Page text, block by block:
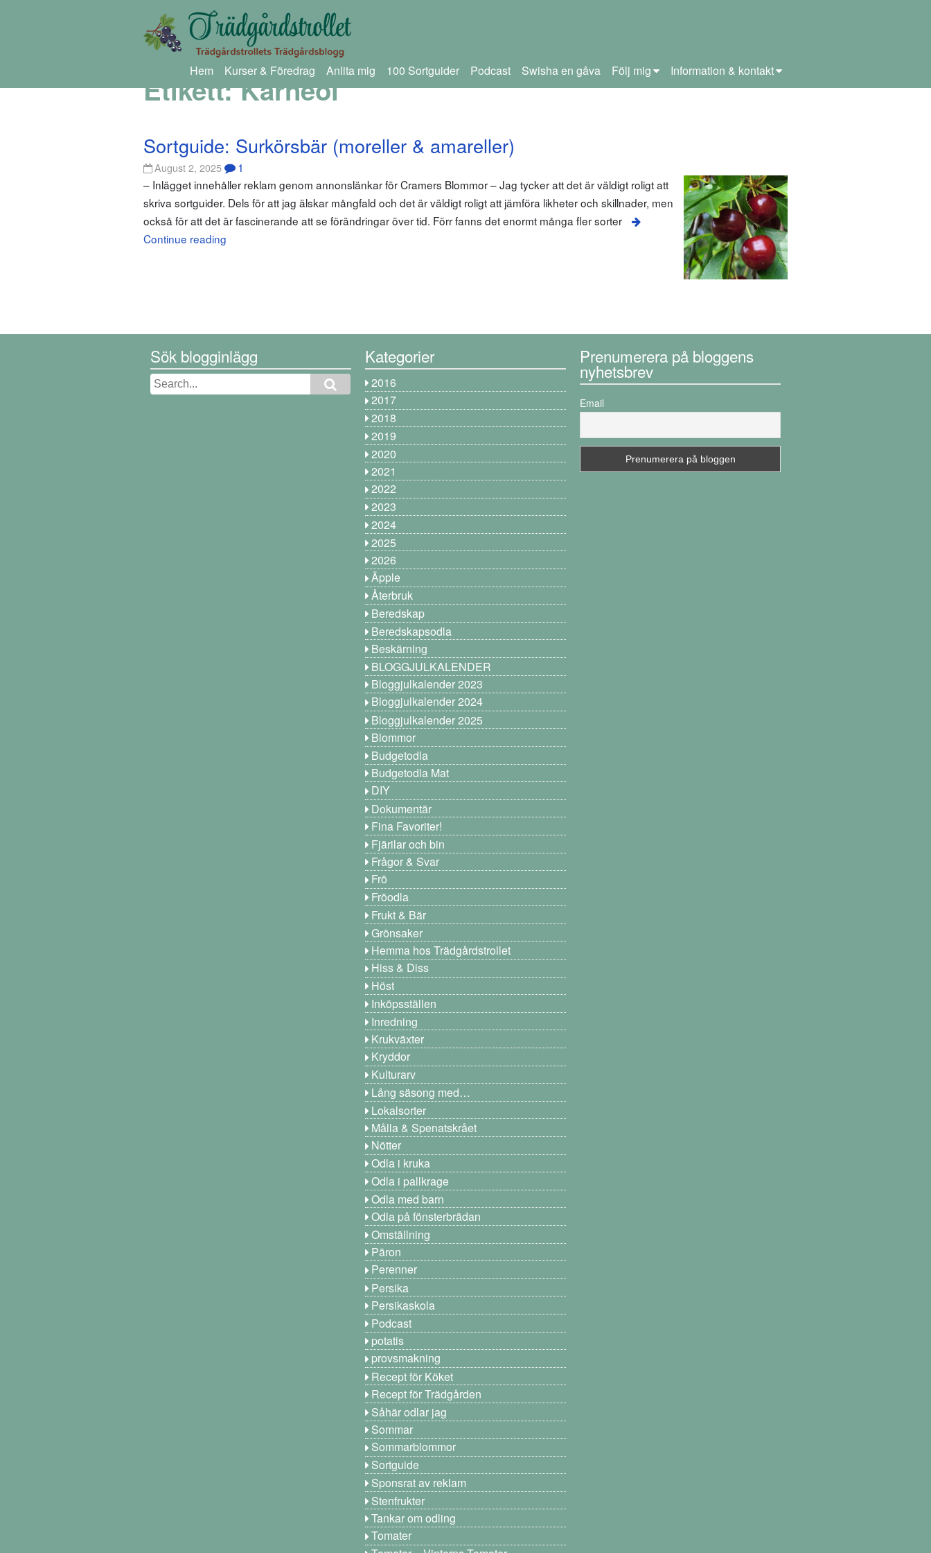
Hem Kurser & Föredrag Anlita mig 100 Sortguider Podcast Swisha en gåva Följ mig Information & kontakt
Etikett:Karneol
Sortguide: Surkörsbär (moreller & amareller)
August 2, 2025 1
– Inlägget innehåller reklam genom annonslänkar för Cramers Blommor – Jag tycker att det är väldigt roligt att
skriva sortguider. Dels för att jag älskar mångfald och det är väldigt roligt att jämföra likheter och skillnader, men
också för att det är fascinerande att se förändringar över tid. Förr fanns det enormt många fler sorter
Continue reading
Sök blogginlägg Kategorier
2016
2017
2018
2019
2020
2021
2022
2023
2024
2025
2026
Äpple
Återbruk
Beredskap
Beredskapsodla
Beskärning
BLOGGJULKALENDER
Bloggjulkalender 2023
Bloggjulkalender 2024
Bloggjulkalender 2025
Blommor
Budgetodla
Budgetodla Mat
DIY
Dokumentär
Fina Favoriter!
Fjärilar och bin
Frågor & Svar
Frö
Fröodla
Frukt & Bär
Grönsaker
Hemma hos Trädgårdstrollet
Hiss & Diss
Höst
Inköpsställen
Inredning
Krukväxter
Kryddor
Kulturarv
Lång säsong med…
Lokalsorter
Målla & Spenatskrået
Nötter
Odla i kruka
Odla i pallkrage
Odla med barn
Odla på fönsterbrädan
Omställning
Päron
Perenner
Persika
Persikaskola
Podcast
potatis
provsmakning
Recept för Köket
Recept för Trädgården
Såhär odlar jag
Sommar
Sommarblommor
Sortguide
Sponsrat av reklam
Stenfrukter
Tankar om odling
Tomater
Prenumerera på bloggens
nyhetsbrev
Email